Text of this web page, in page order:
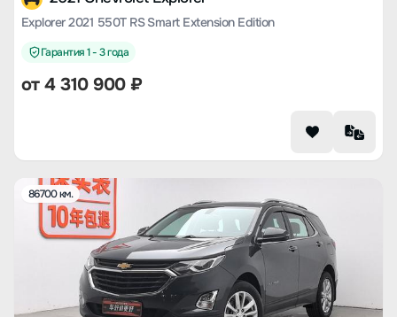
Explorer 2021 550T RS Smart Extension Edition
Гарантия 1 - 3 года
от4 310 900₽
86700 км.